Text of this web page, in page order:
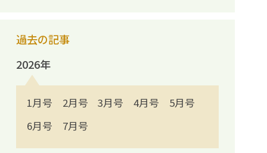
過去の記事
2026年
1月号 2月号 3月号 4月号
5月号
6月号
7月号